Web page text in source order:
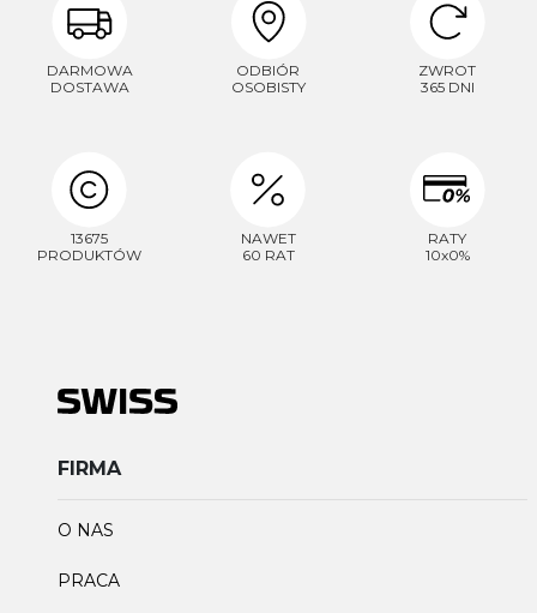
DARMOWA
DOSTAWA
ODBIÓR
OSOBISTY
ZWROT
365 DNI
13675
PRODUKTÓW
NAWET
60 RAT
RATY
10x0%
FIRMA
O NAS
PRACA